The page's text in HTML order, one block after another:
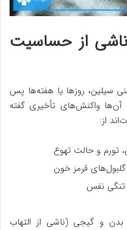
از حساسیت
سیلین، روزها یا هفته‌ها پس
واکنش‌های تأخیری گفته
از:
تورم و حالت تهوع
قرمز خون
تنگی نفس
و گیجی (ناشی از التهاب